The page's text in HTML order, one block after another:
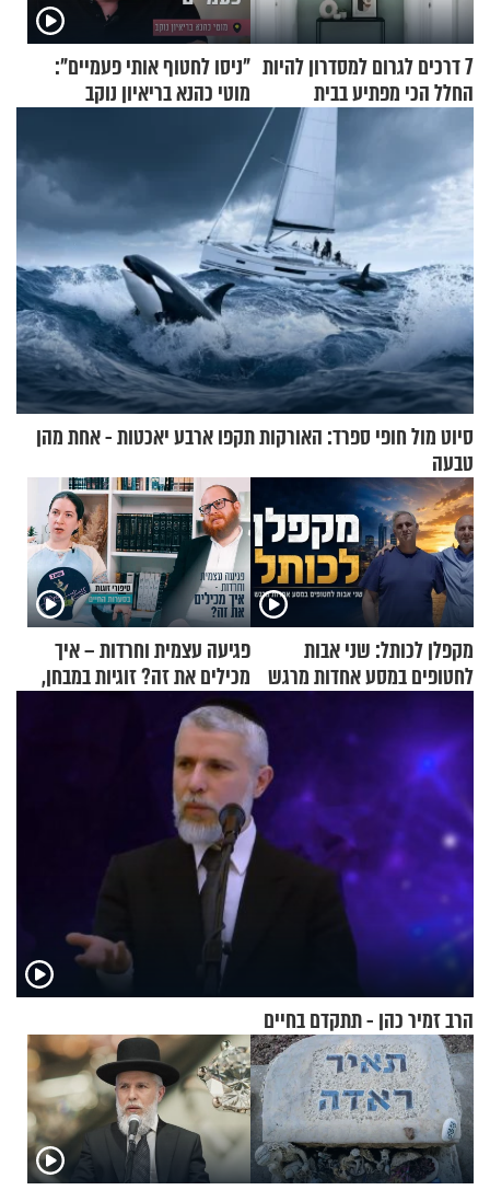
7 דרכים לגרום למסדרון להיות
החלל הכי מפתיע בבית
"ניסו לחטוף אותי פעמיים":
מוטי כהנא בריאיון נוקב
סיוט מול חופי ספרד: האורקות תקפו ארבע יאכטות - אחת מהן
טבעה
מקפלן לכותל: שני אבות
לחטופים במסע אחדות מרגש
פגיעה עצמית וחרדות – איך
מכילים את זה? זוגיות במבחן,
הפעם עם יהודית ואלתר כהן
הרב זמיר כהן - תתקדם בחיים